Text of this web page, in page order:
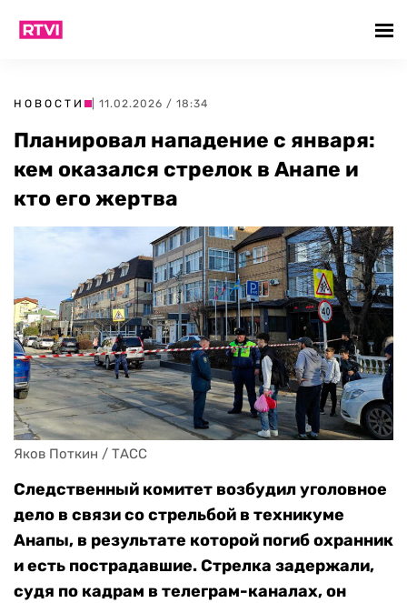
НОВОСТИ | 11.02.2026 / 18:34
Планировал нападение с января:
кем оказался стрелок в Анапе и
кто его жертва
Яков Поткин / ТАСС
Следственный комитет возбудил уголовное
дело в связи со стрельбой в техникуме
Анапы, в результате которой погиб охранник
и есть пострадавшие. Стрелка задержали,
судя по кадрам в телеграм-каналах, он